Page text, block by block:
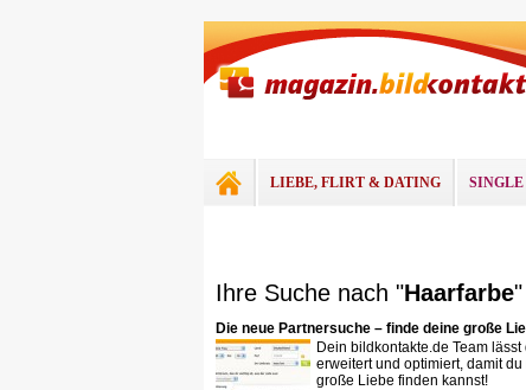
LIEBE, FLIRT & DATING
Ihre Suche nach "Haarfarbe
Die neue Partnersuche – finde deine große
Dein bildkontakte.de Team
erweitert und optimiert, damit
große Liebe finden kannst!